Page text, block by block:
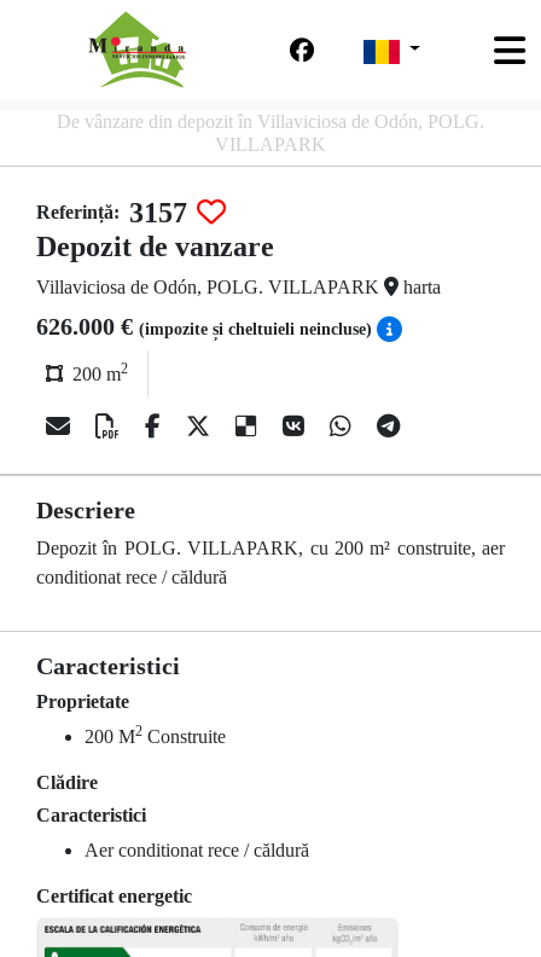
De vânzare din depozit în Villaviciosa de Odón, POLG.
VILLAPARK
Referință: 3157
Depozit de vanzare
Villaviciosa de Odón, POLG. VILLAPARK harta
626.000 € (impozite și cheltuieli neincluse)
200 m2
Descriere
Depozit în POLG. VILLAPARK, cu 200 m² construite, aer
conditionat rece / căldură
Caracteristici
Proprietate
200 M2 Construite
Clădire
Caracteristici
Aer conditionat rece / căldură
Certificat energetic